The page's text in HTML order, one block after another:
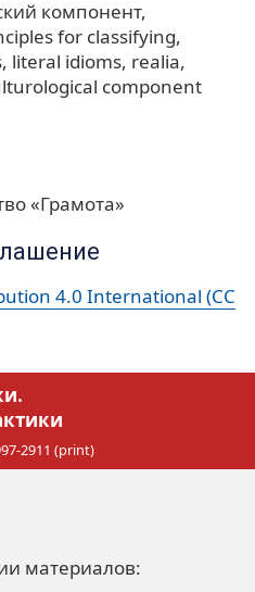
компонент
for classifying
literal idioms realia
component
«Грамота»
4.0 International (CC
2911 (print)
материалов: